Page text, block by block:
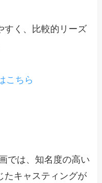
すく、比較的リーズ
こちら
では、知名度の高い
たキャスティングが